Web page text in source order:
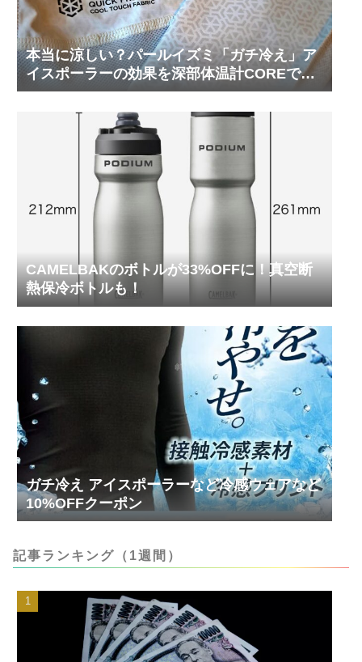
本当に涼しい？パールイズミ「ガチ冷え」ア
イスポーラーの効果を深部体温計COREで測
ってみた
CAMELBAKのボトルが33%OFFに！真空断
熱保冷ボトルも！
ガチ冷え アイスポーラーなど冷感ウェアなど
10%OFFクーポン
記事ランキング（1週間）